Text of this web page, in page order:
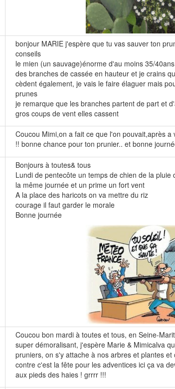
bonjour MARIE j'espère que tu vas sauver ton
conseils
le mien (un sauvage)énorme d'au moins 35/
des branches de cassée en hauteur et je crains
cèdent également, je vais le faire élaguer mais
prunes
je remarque que les branches partent de part et
gros coups de vent elles cassent
Coucou Mimi,on a fait ce que l'on pouvait,après
!! bonne chance pour ton prunier.. et bonne
Bonjours à toutes& tous
Lundi de pentecôte un temps de chien de la pluie
la même journée et un prime un fort vent
A la place des haricots on va mettre du riz
courage il faut garder le morale
Bonne journée
Coucou bon mardi à toutes et tous, en Seine-
super démoralisant, j'espère Marie & Mimicalva
pruniers, on s'y attache à nos arbres et plantes
contre c'est la fête pour les adventices ici ça va
aux pieds des haies ! grrrr !!!